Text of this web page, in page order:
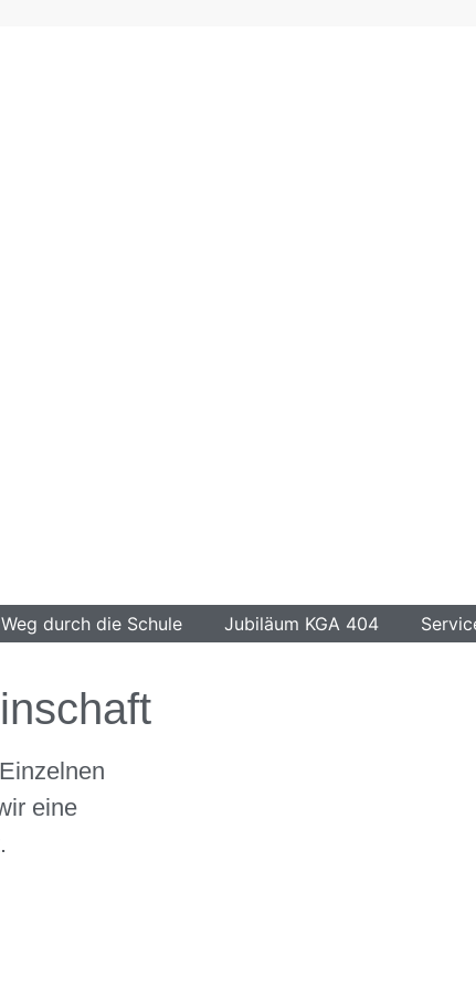
Weg durch die Schule Jubiläum KGA 404
eine